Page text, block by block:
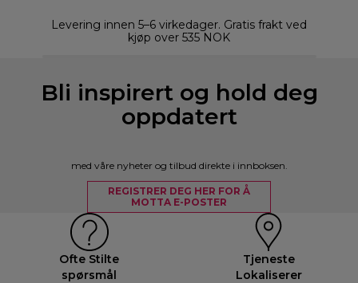
Levering innen 5–6 virkedager. Gratis frakt ved
kjøp over 535 NOK
Bli inspirert og hold deg
oppdatert
med våre nyheter og tilbud direkte i innboksen.
REGISTRER DEG HER FOR Å
MOTTA E-POSTER
Ofte Stilte
spørsmål
Tjeneste
Lokaliserer